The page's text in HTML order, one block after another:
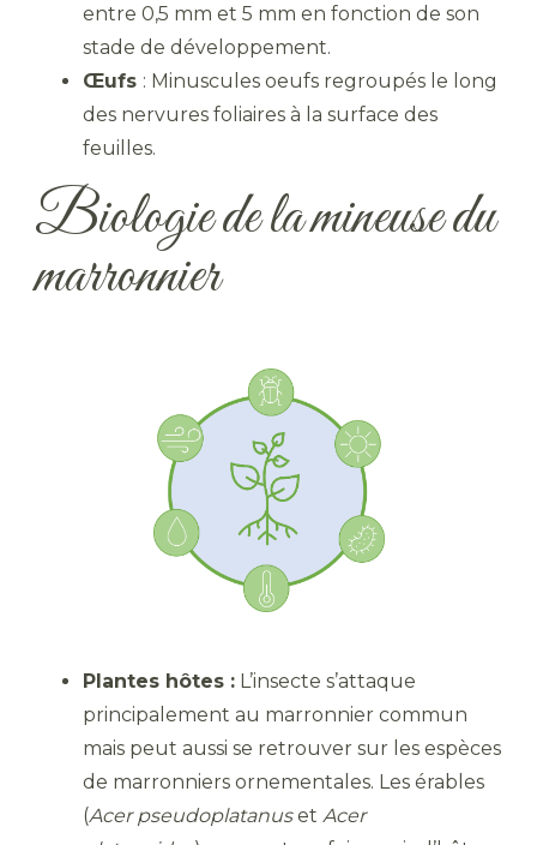
entre 0,5 mm et 5 mm en fonction de son
stade de développement.
Œufs : Minuscules oeufs regroupés le long
des nervures foliaires à la surface des
feuilles.
Biologie de la mineuse du
marronnier
Plantes hôtes : L’insecte s’attaque
principalement au marronnier commun
mais peut aussi se retrouver sur les espèces
de marronniers ornementales. Les érables
(Acer pseudoplatanuset Acer